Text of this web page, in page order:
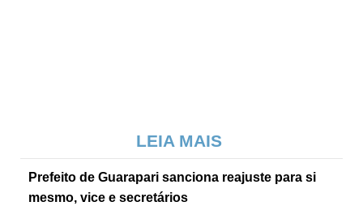
LEIA MAIS
Prefeito de Guarapari sanciona reajuste para si
mesmo, vice e secretários